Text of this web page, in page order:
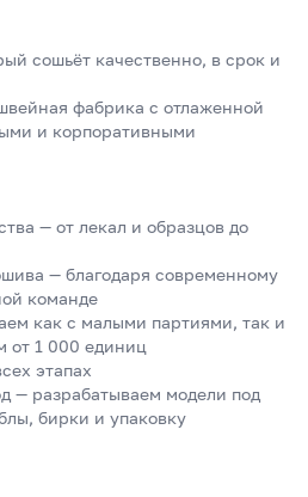
сошьёт качественно, в срок и
фабрика с отлаженной
и корпоративными
команде
от 1 000 единиц
этапах
бирки и упаковку